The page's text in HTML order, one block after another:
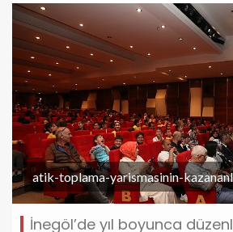
atik-toplama-yarismasinin-
İnegöl’de yıl boyunca